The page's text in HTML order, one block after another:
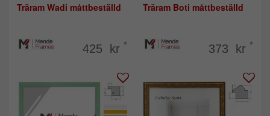
Träram Wadi måttbeställd
425 kr *
Träram Boti måttbeställd
373 kr *